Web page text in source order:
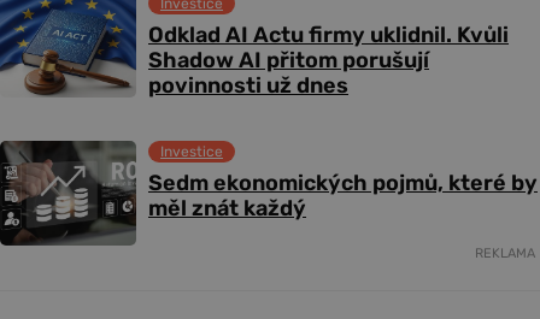
Odklad AI Actu firmy uklidnil. Kvůli
Shadow AI přitom porušují
povinnosti už dnes
Investice
Sedm ekonomických pojmů, které by
měl znát každý
Investice
REKLAMA